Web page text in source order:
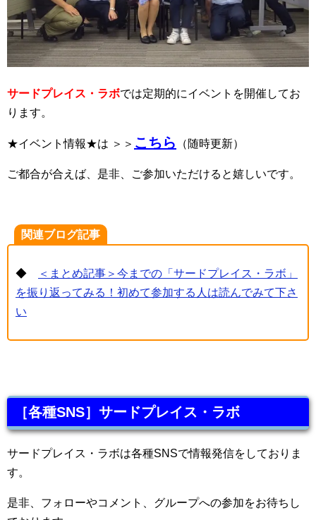
サードプレイス・ラボでは定期的にイベントを開催してお
ります。
★イベント情報★は ＞＞ こちら （随時更新）
ご都合が合えば、是非、ご参加いただけると嬉しいです。
関連ブログ記事
◆
＜まとめ記事＞今までの「サードプレイス・ラボ」
を振り返ってみる！初めて参加する人は読んでみて下さ
い
［各種SNS］サードプレイス・ラボ
サードプレイス・ラボは各種SNSで情報発信をしておりま
す。
是非、フォローやコメント、グループへの参加をお待ちし